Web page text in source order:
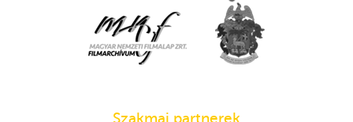
Szakmai partnerek